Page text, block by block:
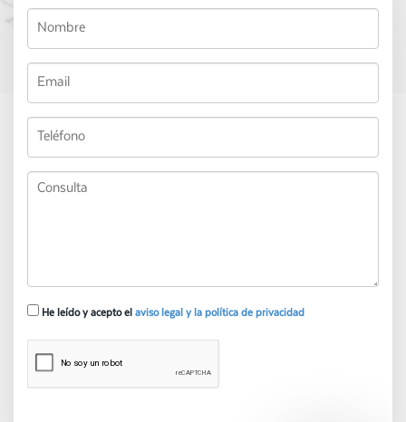
He leído y acepto el aviso legal y la política de privacidad